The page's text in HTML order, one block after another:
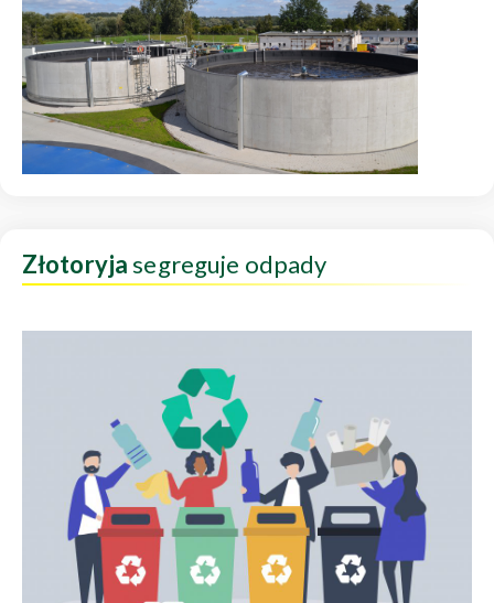
Złotoryjasegreguje odpady